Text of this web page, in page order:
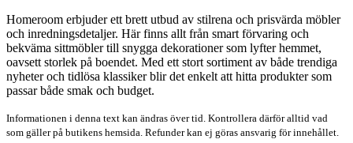
Homeroom erbjuder ett brett utbud av stilrena och prisvärda möbler
och inredningsdetaljer. Här finns allt från smart förvaring och
bekväma sittmöbler till snygga dekorationer som lyfter hemmet,
oavsett storlek på boendet. Med ett stort sortiment av både trendiga
nyheter och tidlösa klassiker blir det enkelt att hitta produkter som
passar både smak och budget.
Informationen i denna text kan ändras över tid. Kontrollera därför alltid vad
som gäller på butikens hemsida. Refunder kan ej göras ansvarig för innehållet.